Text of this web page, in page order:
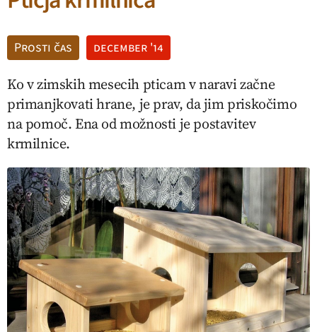
Prosti čas december '14
Ko v zimskih mesecih pticam v naravi začne
primanjkovati hrane, je prav, da jim priskočimo
na pomoč. Ena od možnosti je postavitev
krmilnice.